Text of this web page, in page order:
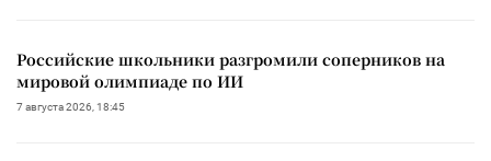
Российские школьники разгромили соперников на
мировой олимпиаде по ИИ
7 августа 2026, 18:45